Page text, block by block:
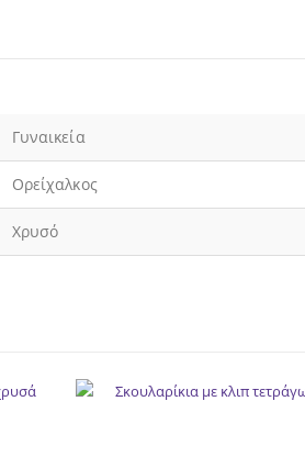
Γυναικεία
Ορείχαλκος
Χρυσό